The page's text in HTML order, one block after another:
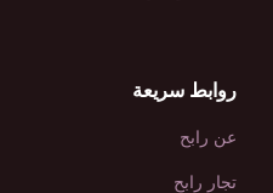
روابط سريعة
عن رابح
تجار رابح